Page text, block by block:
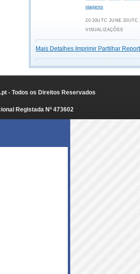
viagens
20 20UTC JUNE 20UTC
VISUALIZAÇÕES
Mais Detalhes Imprimir Partilhar
- Todos os Direitos Reservados
Registada Nº 473602